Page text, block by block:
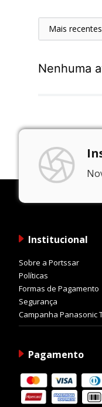
Mais recentes
Nenhuma
Institucional
Sobre a Portssar
Políticas
Formas de Pagamento
Segurança
Campanha Panasonic
Pagamento